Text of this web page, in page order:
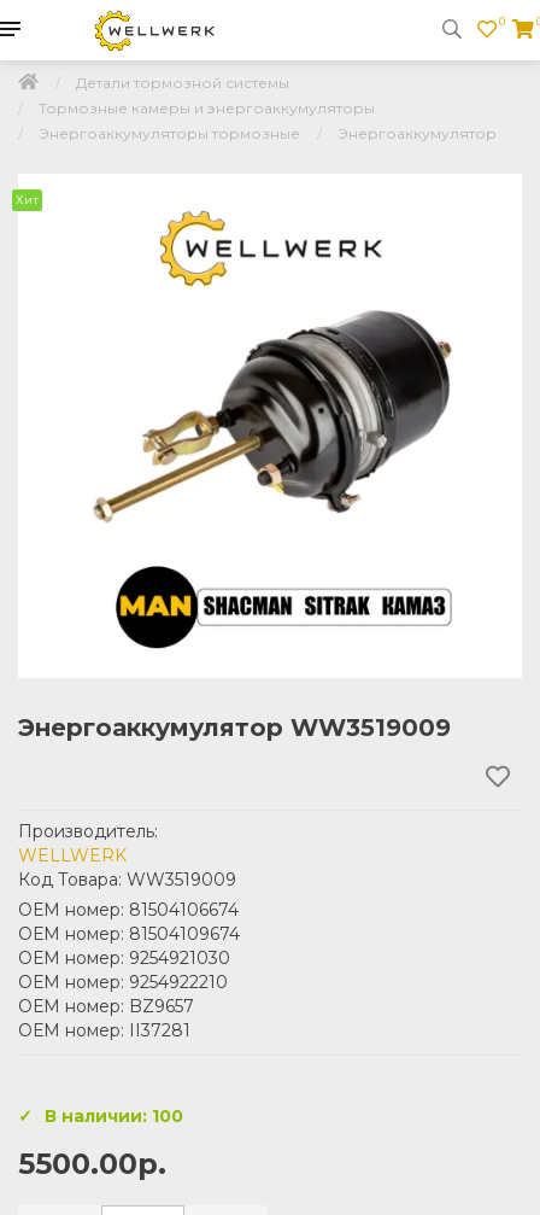
0
Детали тормозной системы
Тормозные камеры и энергоаккумуляторы
Энергоаккумуляторы тормозные
Энергоаккумулятор
Хит
Энергоаккумулятор WW3519009
Производитель:
WELLWERK
Код Товара: WW3519009
ОЕМ номер: 81504106674
ОЕМ номер: 81504109674
ОЕМ номер: 9254921030
ОЕМ номер: 9254922210
ОЕМ номер: BZ9657
ОЕМ номер: II37281
В наличии: 100
5500.00р.